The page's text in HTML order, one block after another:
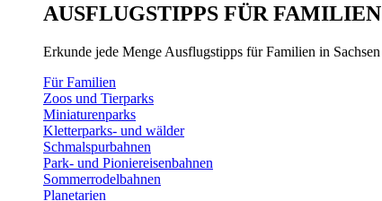
AUSFLUGSTIPPS FÜR FAMILIEN
Erkunde jede Menge Ausflugstipps für Familien in Sachsen
Für Familien
Zoos und Tierparks
Miniaturenparks
Kletterparks- und wälder
Schmalspurbahnen
Park- und Pioniereisenbahnen
Sommerrodelbahnen
Planetarien